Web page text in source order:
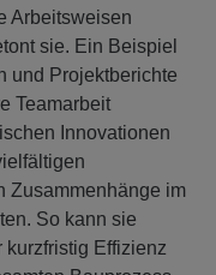
Arbeitsweisen
sie. Ein Beispiel
und Projektberichte
Teamarbeit
Innovationen
Zusammenhänge im
So kann sie
kurzfristig Effizienz